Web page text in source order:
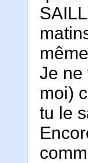
Je ne
moi)
tu le